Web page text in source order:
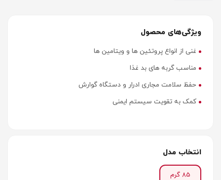
ویژگی‌های محصول
غنی از انواع پروتئین ها و ویتامین ها
مناسب گربه های بد غذا
حفظ سلامت مجاری ادرار و دستگاه گوارش
کمک به تقویت سیستم ایمنی
انتخاب مدل
85 گرم